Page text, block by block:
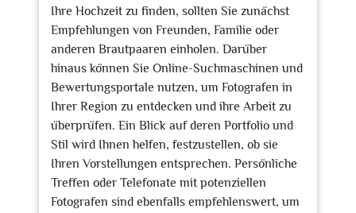
Ihre Hochzeit zu finden, sollten Sie zunächst
Empfehlungen von Freunden, Familie oder
anderen Brautpaaren einholen. Darüber
hinaus können Sie Online-Suchmaschinen und
Bewertungsportale nutzen, um Fotografen in
Ihrer Region zu entdecken und ihre Arbeit zu
überprüfen. Ein Blick auf deren Portfolio und
Stil wird Ihnen helfen, festzustellen, ob sie
Ihren Vorstellungen entsprechen. Persönliche
Treffen oder Telefonate mit potenziellen
Fotografen sind ebenfalls empfehlenswert, um